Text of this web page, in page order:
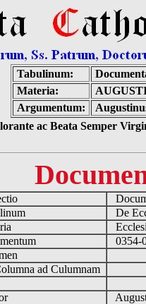
Tabulinum:
Materia:
Argumentum:
ac Beata Semper
De
0354-
ad Culumnam